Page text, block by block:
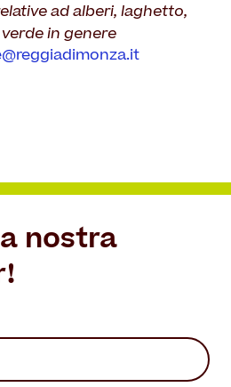
ad alberi, laghetto,
in genere
nostra